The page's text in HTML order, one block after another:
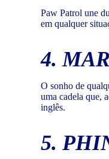
Paw Patrol une
em qualquer
4.
O sonho de
uma cadela que,
inglês.
5.